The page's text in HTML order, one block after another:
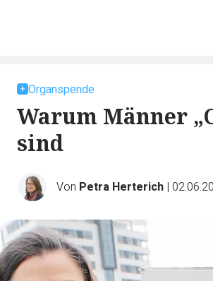
Organspende
Warum Männer
sind
Von Petra Herterich |